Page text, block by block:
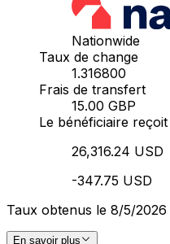
Nationwide
Taux de change
1.316800
Frais de transfert
15.00 GBP
Le bénéficiaire reçoit
26,316.24 USD
-347.75 USD
Taux obtenus le 8/5/2026
En savoir plus